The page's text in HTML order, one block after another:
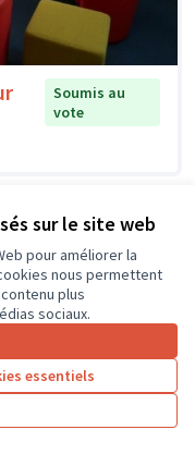
sur le site web
pour améliorer la
nous permettent
plus
sociaux.
essentiels
Soumis au
vote